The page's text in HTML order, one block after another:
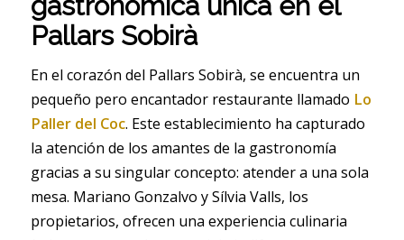
Pallars Sobirà
En el corazón del Pallars Sobirà, se encuentra un
pequeño pero encantador restaurante llamado Lo
Paller del Coc. Este establecimiento ha capturado
la atención de los amantes de la gastronomía
gracias a su singular concepto: atender a una sola
mesa. Mariano Gonzalvo y Sílvia Valls, los
propietarios, ofrecen una experiencia culinaria